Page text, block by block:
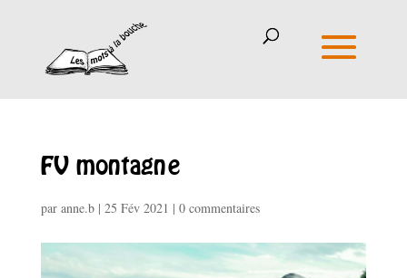
FV montagne
par anne.b| 25 Fév 2021 | 0 commentaires